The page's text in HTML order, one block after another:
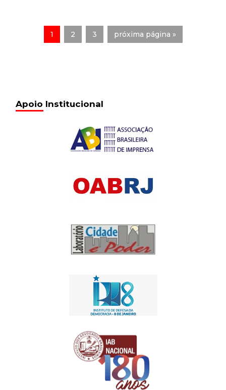
1 2 3 próxima página »
Apoio Institucional